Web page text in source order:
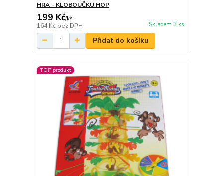
HRA - KLOBOUČKU HOP
199 Kč/ks
164 Kč bez DPH Skladem 3 ks
Přidat do košíku
TOP produkt